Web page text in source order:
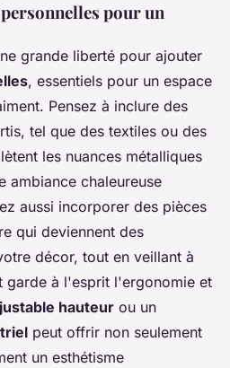
pour un
grande liberté pour ajouter
, essentiels pour un espace
Pensez à inclure des
tel que des textiles ou des
les nuances métalliques
ambiance chaleureuse
aussi incorporer des pièces
qui deviennent des
décor, tout en veillant à
garde à l'esprit l'ergonomie et
hauteur ou un
peut offrir non seulement
un esthétisme